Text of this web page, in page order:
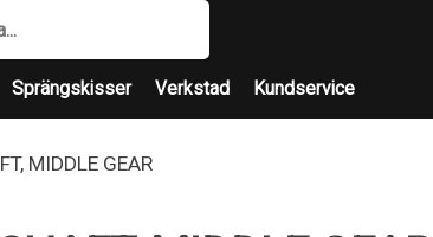
Sprängskisser Verkstad Kundservice
MIDDLE GEAR